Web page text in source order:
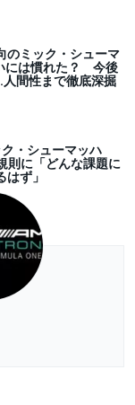
のミック・シューマ
には慣れた？ 今後
間性まで徹底深掘
ク・シューマッハ
則に「どんな課題に
ず」